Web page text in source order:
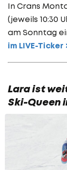
In Crans
(jeweils 10:30
am Sonntag
im LIVE-Ticker
Lara ist
Ski-Queen